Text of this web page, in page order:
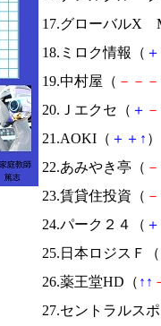
17.グローバルX
18.ミロク情報（ ＋
19.中村屋（ － － －
20.Ｊエクセ（ ＋ －
21.AOKI（ ＋ ＋ ↑
22.あみやき亭（ －
23.賃貸住投資（ －
24.パーク２４（ ＋
25.日本ロジスＦ（
26.薬王堂HD（ ↑ ↑
27.セントラルス